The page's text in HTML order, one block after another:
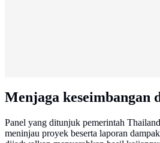
Menjaga keseimbangan
Panel yang ditunjuk pemerintah
meninjau proyek beserta laporan